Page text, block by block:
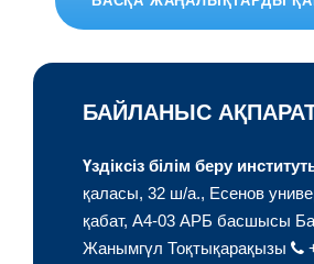
БАЙЛАНЫС
Үздіксіз білім беру
қаласы, 32 ш/а., Есенов
қабат, A4-03 АРБ басшысы
Жанымгүл Тоқтықарақызы